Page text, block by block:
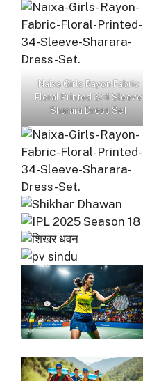
Naixa Girls Rayon Fabric
Floral Printed 3/4 Sleeve
Sharara Dress Set